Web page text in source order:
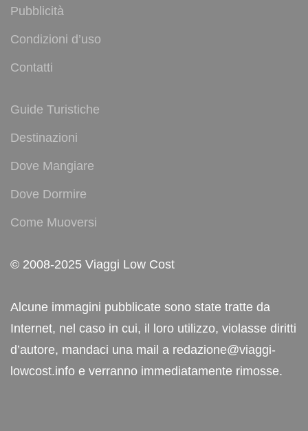
Pubblicità
Condizioni d’uso
Contatti
Guide Turistiche
Destinazioni
Dove Mangiare
Dove Dormire
Come Muoversi
© 2008-2025 Viaggi Low Cost
Alcune immagini pubblicate sono state tratte da
Internet, nel caso in cui, il loro utilizzo, violasse diritti
d’autore, mandaci una mail a redazione@viaggi-
lowcost.info e verranno immediatamente rimosse.